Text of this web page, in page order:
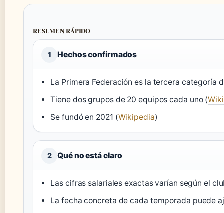
RESUMEN RÁPIDO
1 Hechos confirmados
La Primera Federación es la tercera categoría
Tiene dos grupos de 20 equipos cada uno (
Se fundó en 2021 (Wikipedia)
2 Qué no está claro
Las cifras salariales exactas varían según el
La fecha concreta de cada temporada puede